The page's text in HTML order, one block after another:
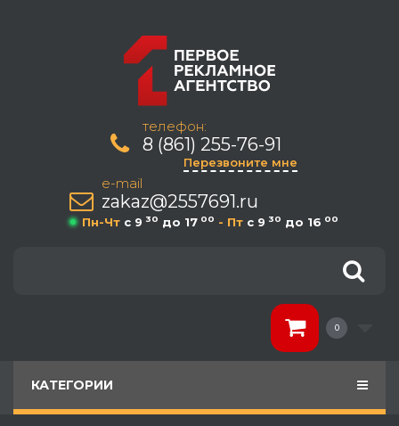
телефон:
8 (861) 255-76-91
Перезвоните мне
e-mail
zakaz@2557691.ru
Пн-Чт c 9 30 до 17 00 - Пт c 9 30 до 16 00
0
КАТЕГОРИИ